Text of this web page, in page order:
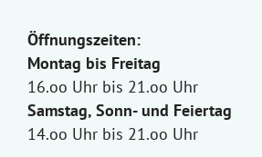
Öffnungszeiten:
Montag bis Freitag
16.oo Uhr bis 21.oo Uhr
Samstag, Sonn- und Feiertag
14.oo Uhr bis 21.oo Uhr